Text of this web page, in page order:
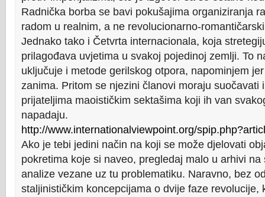
Radnička borba se bavi pokušajima organiziranja
radom u realnim, a ne revolucionarno-
Jednako tako i Četvrta internacionala, koja
prilagođava uvjetima u svakoj pojedinoj zemlji. To
uključuje i metode gerilskog otpora, napominjem
zanima. Pritom se njezini članovi moraju suočavati
prijateljima maoističkim sektašima koji ih van
napadaju.
http://www.internationalviewpoint.org/
Ako je tebi jedini način na koji se može djelovati
pokretima koje si naveo, pregledaj malo u arhivi
analize vezane uz tu problematiku. Naravno, bez
staljinističkim koncepcijama o dvije faze revolucije,